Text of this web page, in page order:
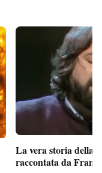
La vera storia della
raccontata da